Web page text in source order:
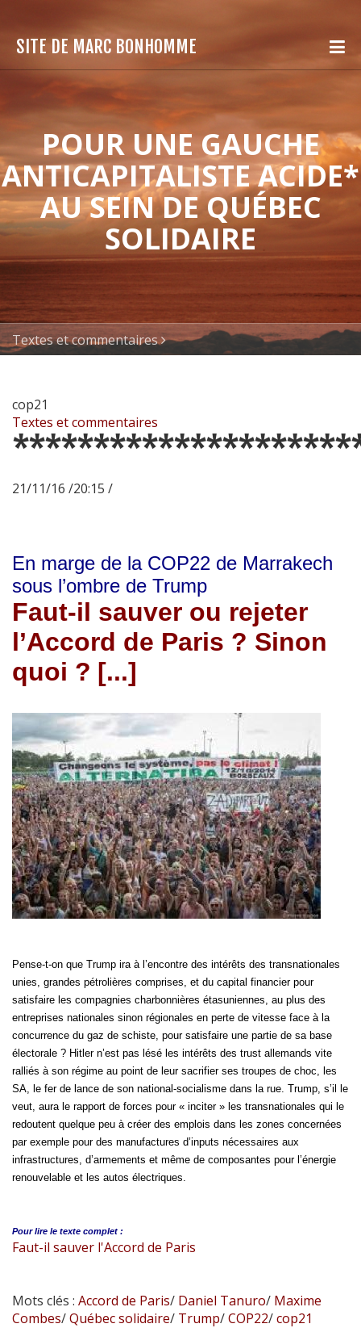
SITE DE MARC BONHOMME
POUR UNE GAUCHE
ANTICAPITALISTE ACIDE*
AU SEIN DE QUÉBEC
SOLIDAIRE
Textes et commentaires
cop21
Textes et commentaires
21/11/16 /20:15 /
En marge de la COP22 de Marrakech
sous l’ombre de Trump
Faut-il sauver ou rejeter
l’Accord de Paris ? Sinon
quoi ? [...]
Pense-t-on que Trump ira à l’encontre des intérêts des transnationales
unies, grandes pétrolières comprises, et du capital financier pour
satisfaire les compagnies charbonnières étasuniennes, au plus des
entreprises nationales sinon régionales en perte de vitesse face à la
concurrence du gaz de schiste, pour satisfaire une partie de sa base
électorale ? Hitler n’est pas lésé les intérêts des trust allemands vite
ralliés à son régime au point de leur sacrifier ses troupes de choc, les
SA, le fer de lance de son national-socialisme dans la rue. Trump, s’il le
veut, aura le rapport de forces pour « inciter » les transnationales qui le
redoutent quelque peu à créer des emplois dans les zones concernées
par exemple pour des manufactures d’inputs nécessaires aux
infrastructures, d’armements et même de composantes pour l’énergie
renouvelable et les autos électriques.
Pour lire le texte complet :
Faut-il sauver l'Accord de Paris
Mots clés : Accord de Paris/ Daniel Tanuro/ Maxime
Combes/Québec solidaire/ Trump/COP22/cop21